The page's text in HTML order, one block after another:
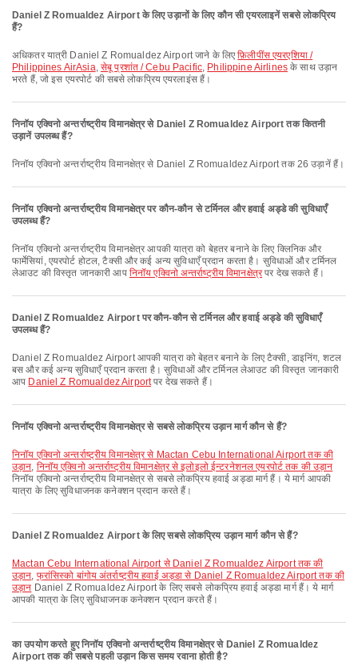
Daniel Z Romualdez Airport के लिए उड़ानों के लिए कौन सी एयरलाइनें सबसे लोकप्रिय
हैं?
अधिकतर यात्री Daniel Z Romualdez Airport जाने के लिएफ़िलीपींस एयरएशिया /
Philippines AirAsia, सेबू प्रशांत / Cebu Pacific, Philippine Airlines के साथ उड़ान
भरते हैं, जो इस एयरपोर्ट की सबसे लोकप्रिय एयरलाइंस हैं।
निनॉय एक्विनो अन्तर्राष्ट्रीय विमानक्षेत्र से Daniel Z Romualdez Airport तक कितनी
उड़ानें उपलब्ध हैं?
निनॉय एक्विनो अन्तर्राष्ट्रीय विमानक्षेत्र से Daniel Z Romualdez Airport तक 26 उड़ानें हैं।
निनॉय एक्विनो अन्तर्राष्ट्रीय विमानक्षेत्र पर कौन-कौन से टर्मिनल और हवाई अड्डे की सुविधाएँ
उपलब्ध हैं?
निनॉय एक्विनो अन्तर्राष्ट्रीय विमानक्षेत्र आपकी यात्रा को बेहतर बनाने के लिए क्लिनिक और
फार्मेसियां, एयरपोर्ट होटल, टैक्सी और कई अन्य सुविधाएँ प्रदान करता है। सुविधाओं और टर्मिनल
लेआउट की विस्तृत जानकारी आप निनॉय एक्विनो अन्तर्राष्ट्रीय विमानक्षेत्रपर देख सकते हैं।
Daniel Z Romualdez Airport पर कौन-कौन से टर्मिनल और हवाई अड्डे की सुविधाएँ
उपलब्ध हैं?
Daniel Z Romualdez Airport आपकी यात्रा को बेहतर बनाने के लिए टैक्सी, डाइनिंग, शटल
बस और कई अन्य सुविधाएँ प्रदान करता है। सुविधाओं और टर्मिनल लेआउट की विस्तृत जानकारी
आप Daniel Z Romualdez Airportपर देख सकते हैं।
निनॉय एक्विनो अन्तर्राष्ट्रीय विमानक्षेत्र से सबसे लोकप्रिय उड़ान मार्ग कौन से हैं?
निनॉय एक्विनो अन्तर्राष्ट्रीय विमानक्षेत्र से Mactan Cebu International Airport तक की
उड़ान, निनॉय एक्विनो अन्तर्राष्ट्रीय विमानक्षेत्र से इलोइलो ईन्टरनेशनल एयरपोर्ट तक की उड़ान
निनॉय एक्विनो अन्तर्राष्ट्रीय विमानक्षेत्र से सबसे लोकप्रिय हवाई अड्डा मार्ग हैं। ये मार्ग आपकी
यात्रा के लिए सुविधाजनक कनेक्शन प्रदान करते हैं।
Daniel Z Romualdez Airport के लिए सबसे लोकप्रिय उड़ान मार्ग कौन से हैं?
Mactan Cebu International Airport से Daniel Z Romualdez Airport तक की
उड़ान, फ्रांसिस्को बांगोय अंतर्राष्ट्रीय हवाई अड्डा से Daniel Z Romualdez Airport तक की
उड़ान Daniel Z Romualdez Airport के लिए सबसे लोकप्रिय हवाई अड्डा मार्ग हैं। ये मार्ग
आपकी यात्रा के लिए सुविधाजनक कनेक्शन प्रदान करते हैं।
का उपयोग करते हुए निनॉय एक्विनो अन्तर्राष्ट्रीय विमानक्षेत्र से Daniel Z Romualdez
Airport तक की सबसे पहली उड़ान किस समय रवाना होती है?